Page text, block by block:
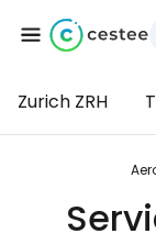
Zurich ZRH
...